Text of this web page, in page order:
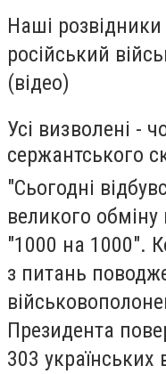
Наші
російський
(відео)
Усі визволені -
сержантського
"Сьогодні
великого
"1000 на 1000".
з питань
Президента
303 українських